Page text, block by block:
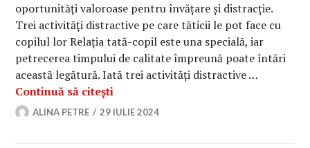
oportunități valoroase pentru învățare și distracție.
Trei activități distractive pe care tăticii le pot face cu
copilul lor Relația tată-copil este una specială, iar
petrecerea timpului de calitate împreună poate întări
această legătură. Iată trei activități distractive …
Continuă să citești
ALINA PETRE 29 IULIE 2024